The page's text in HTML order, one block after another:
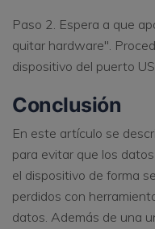
Paso 2. Espera a que
quitar hardware".
dispositivo del puerto
Conclusión
En este artículo se
para evitar que los
el dispositivo de forma
perdidos con
datos. Además de una